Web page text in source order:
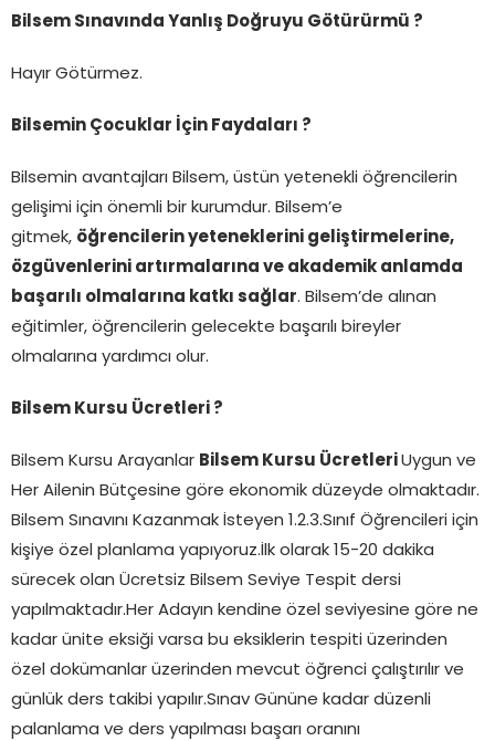
Bilsem Sınavında Yanlış Doğruyu Götürürmü ?
Hayır Götürmez.
Bilsemin Çocuklar İçin Faydaları ?
Bilsemin avantajları Bilsem, üstün yetenekli öğrencilerin
gelişimi için önemli bir kurumdur. Bilsem’e
gitmek, öğrencilerin yeteneklerini geliştirmelerine,
özgüvenlerini artırmalarına ve akademik anlamda
başarılı olmalarına katkı sağlar. Bilsem’de alınan
eğitimler, öğrencilerin gelecekte başarılı bireyler
olmalarına yardımcı olur.
Bilsem Kursu Ücretleri ?
Bilsem Kursu Arayanlar Bilsem Kursu Ücretleri Uygun ve
Her Ailenin Bütçesine göre ekonomik düzeyde olmaktadır.
Bilsem Sınavını Kazanmak İsteyen 1.2.3.Sınıf Öğrencileri için
kişiye özel planlama yapıyoruz.İlk olarak 15-20 dakika
sürecek olan Ücretsiz Bilsem Seviye Tespit dersi
yapılmaktadır.Her Adayın kendine özel seviyesine göre ne
kadar ünite eksiği varsa bu eksiklerin tespiti üzerinden
özel dokümanlar üzerinden mevcut öğrenci çalıştırılır ve
günlük ders takibi yapılır.Sınav Gününe kadar düzenli
palanlama ve ders yapılması başarı oranını